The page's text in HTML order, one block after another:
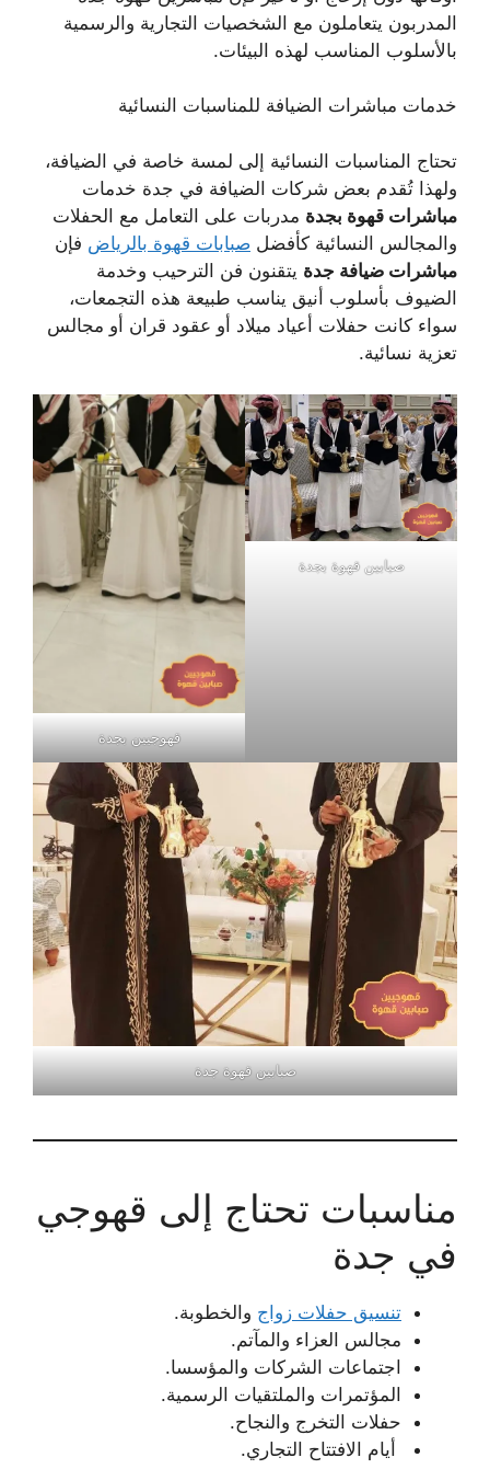
المدربون يتعاملون مع الشخصيات التجارية والرسمية
بالأسلوب المناسب لهذه البيئات.
خدمات مباشرات الضيافة للمناسبات النسائية
تحتاج المناسبات النسائية إلى لمسة خاصة في الضيافة،
ولهذا تُقدم بعض شركات الضيافة في جدة خدمات
مباشرات قهوة بجدة مدربات على التعامل مع الحفلات
والمجالس النسائية كأفضل صبابات قهوة بالرياض فإن
مباشرات ضيافة جدة يتقنون فن الترحيب وخدمة
الضيوف بأسلوب أنيق يناسب طبيعة هذه التجمعات،
سواء كانت حفلات أعياد ميلاد أو عقود قران أو مجالس
تعزية نسائية.
صبابين قهوة بجدة
قهوجيين بجدة
صبابين قهوة جدة
مناسبات تحتاج إلى قهوجي
في جدة
تنسيق حفلات زواج والخطوبة.
مجالس العزاء والمآتم.
اجتماعات الشركات والمؤسسا.
المؤتمرات والملتقيات الرسمية.
حفلات التخرج والنجاح.
أيام الافتتاح التجاري.